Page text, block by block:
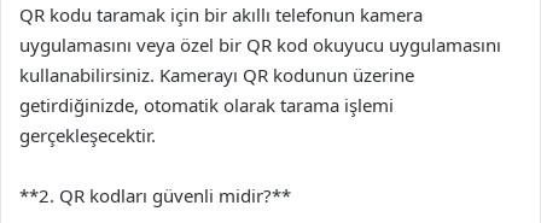
QR kodu taramak için bir akıllı telefonun kamera
uygulamasını veya özel bir QR kod okuyucu uygulamasını
kullanabilirsiniz. Kamerayı QR kodunun üzerine
getirdiğinizde, otomatik olarak tarama işlemi
gerçekleşecektir.
**2. QR kodları güvenli midir?**